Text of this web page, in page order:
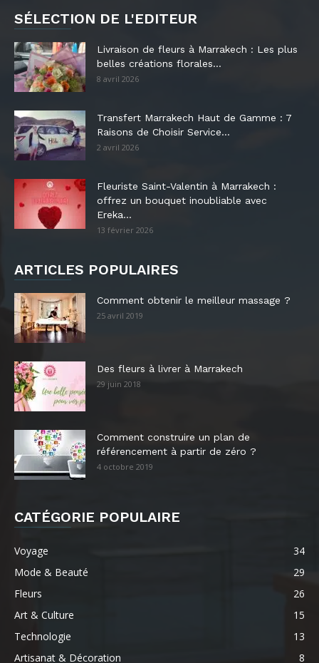
SÉLECTION DE L'EDITEUR
Livraison de fleurs à Marrakech : Les plus
belles créations florales...
8 avril 2026
Transfert Marrakech Haut de Gamme : 7
Raisons de Choisir Service...
2 avril 2026
Fleuriste Saint-Valentin à Marrakech :
offrez un bouquet inoubliable avec
Ereka...
13 février 2026
ARTICLES POPULAIRES
Comment obtenir le meilleur massage ?
25 avril 2019
Des fleurs à livrer à Marrakech
29 juin 2018
Comment construire un plan de
référencement à partir de zéro ?
4 octobre 2019
CATÉGORIE POPULAIRE
Voyage
34
Mode & Beauté
29
Fleurs
26
Art & Culture
15
Technologie
13
Artisanat & Décoration
8